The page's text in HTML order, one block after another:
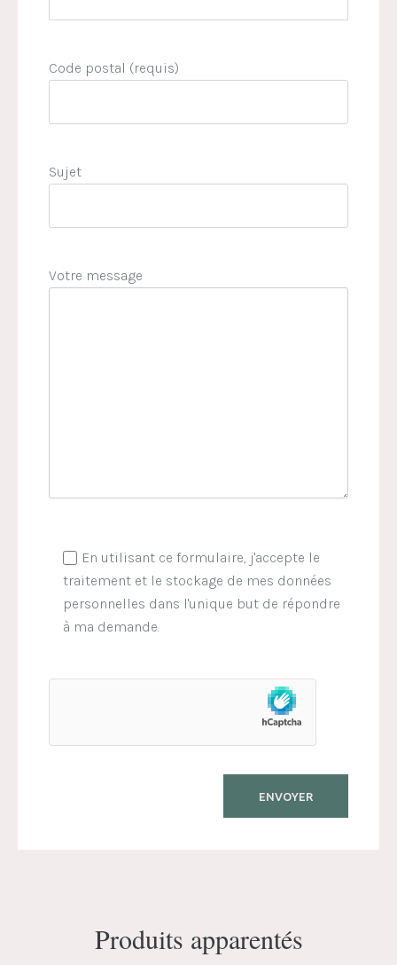
Code postal (requis)
Sujet
Votre message
En utilisant ce formulaire, j'accepte le
traitement et le stockage de mes données
personnelles dans l'unique but de répondre
à ma demande.
Produits apparentés